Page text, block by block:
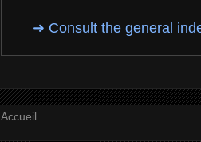
➜ Consult the general
Accueil